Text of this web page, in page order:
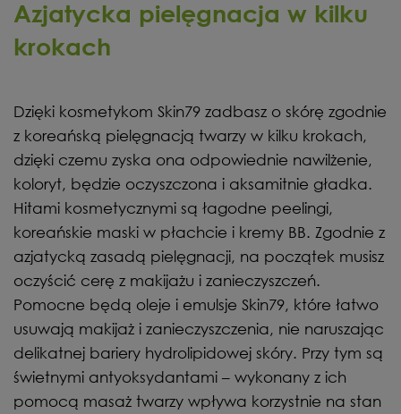
Azjatycka pielęgnacja w kilku
krokach
Dzięki kosmetykom Skin79 zadbasz o skórę zgodnie
z koreańską pielęgnacją twarzy w kilku krokach,
dzięki czemu zyska ona odpowiednie nawilżenie,
koloryt, będzie oczyszczona i aksamitnie gładka.
Hitami kosmetycznymi są łagodne peelingi,
koreańskie maski w płachcie i kremy BB. Zgodnie z
azjatycką zasadą pielęgnacji, na początek musisz
oczyścić cerę z makijażu i zanieczyszczeń.
Pomocne będą oleje i emulsje Skin79, które łatwo
usuwają makijaż i zanieczyszczenia, nie naruszając
delikatnej bariery hydrolipidowej skóry. Przy tym są
świetnymi antyoksydantami – wykonany z ich
pomocą masaż twarzy wpływa korzystnie na stan